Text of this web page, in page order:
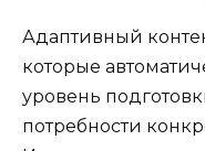
Адаптивный
которые
уровень
потребности